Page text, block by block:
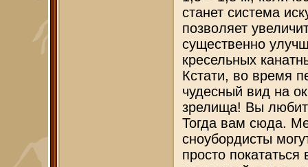
станет система
позволяет
существенно
кресельных
Кстати, во время
чудесный вид на
зрелища! Вы
Тогда вам сюда.
сноубордисты
просто